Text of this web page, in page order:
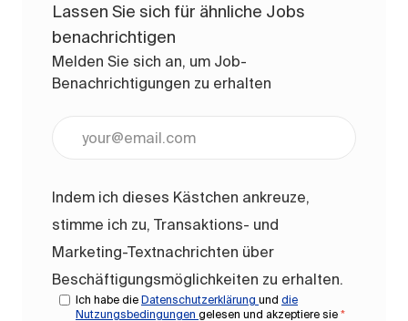
Lassen Sie sich für ähnliche Jobs
benachrichtigen
Melden Sie sich an, um Job-
Benachrichtigungen zu erhalten
Indem ich dieses Kästchen ankreuze,
stimme ich zu, Transaktions- und
Marketing-Textnachrichten über
Beschäftigungsmöglichkeiten zu erhalten.
Ich habe die Datenschutzerklärung und die
Nutzungsbedingungen gelesen und akzeptiere sie *